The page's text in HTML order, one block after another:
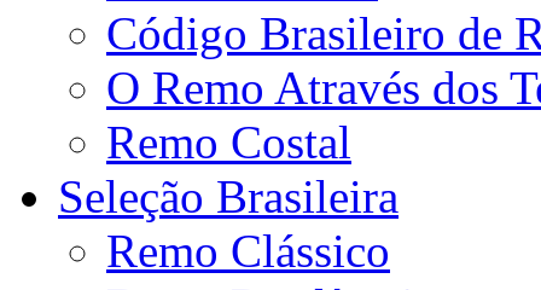
Código Brasileiro de
O Remo Através dos
Remo Costal
Seleção Brasileira
Remo Clássico